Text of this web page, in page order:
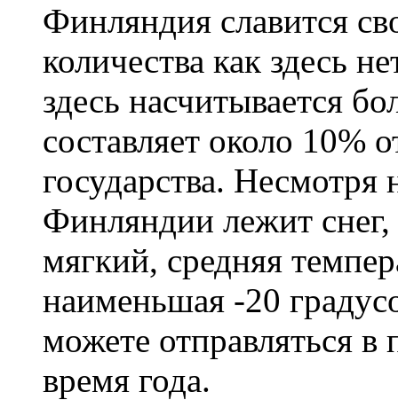
Финляндия славится
количества как здесь
здесь насчитывается
составляет около 10%
государства. Несмотря
Финляндии лежит
мягкий, средняя
наименьшая -20
можете отправляться
время года.